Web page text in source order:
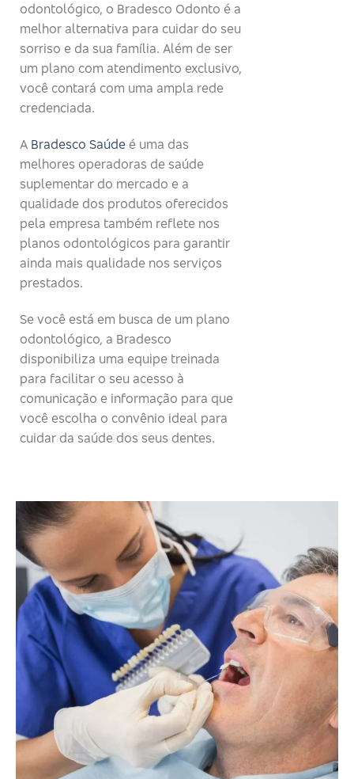
odontológico, o Bradesco Odonto é a
melhor alternativa para cuidar do seu
sorriso e da sua família. Além de ser
um plano com atendimento exclusivo,
você contará com uma ampla rede
credenciada.
A Bradesco Saúde é uma das
melhores operadoras de saúde
suplementar do mercado e a
qualidade dos produtos oferecidos
pela empresa também reflete nos
planos odontológicos para garantir
ainda mais qualidade nos serviços
prestados.
Se você está em busca de um plano
odontológico, a Bradesco
disponibiliza uma equipe treinada
para facilitar o seu acesso à
comunicação e informação para que
você escolha o convênio ideal para
cuidar da saúde dos seus dentes.